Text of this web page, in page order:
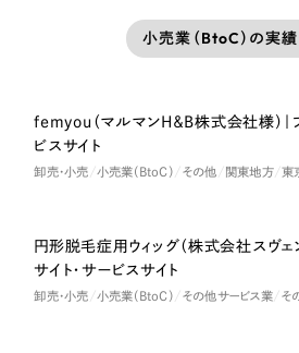
小売業（BtoC）の実
Nominee
femyou（マルマンH＆B株式会社様）｜
ビスサイト
卸売・小売 小売業（BtoC） その他 関東地方 東
円形脱毛症用ウィッグ（株式会社スヴェ
サイト・サービスサイト
卸売・小売 小売業（BtoC） その他サービス業 そ